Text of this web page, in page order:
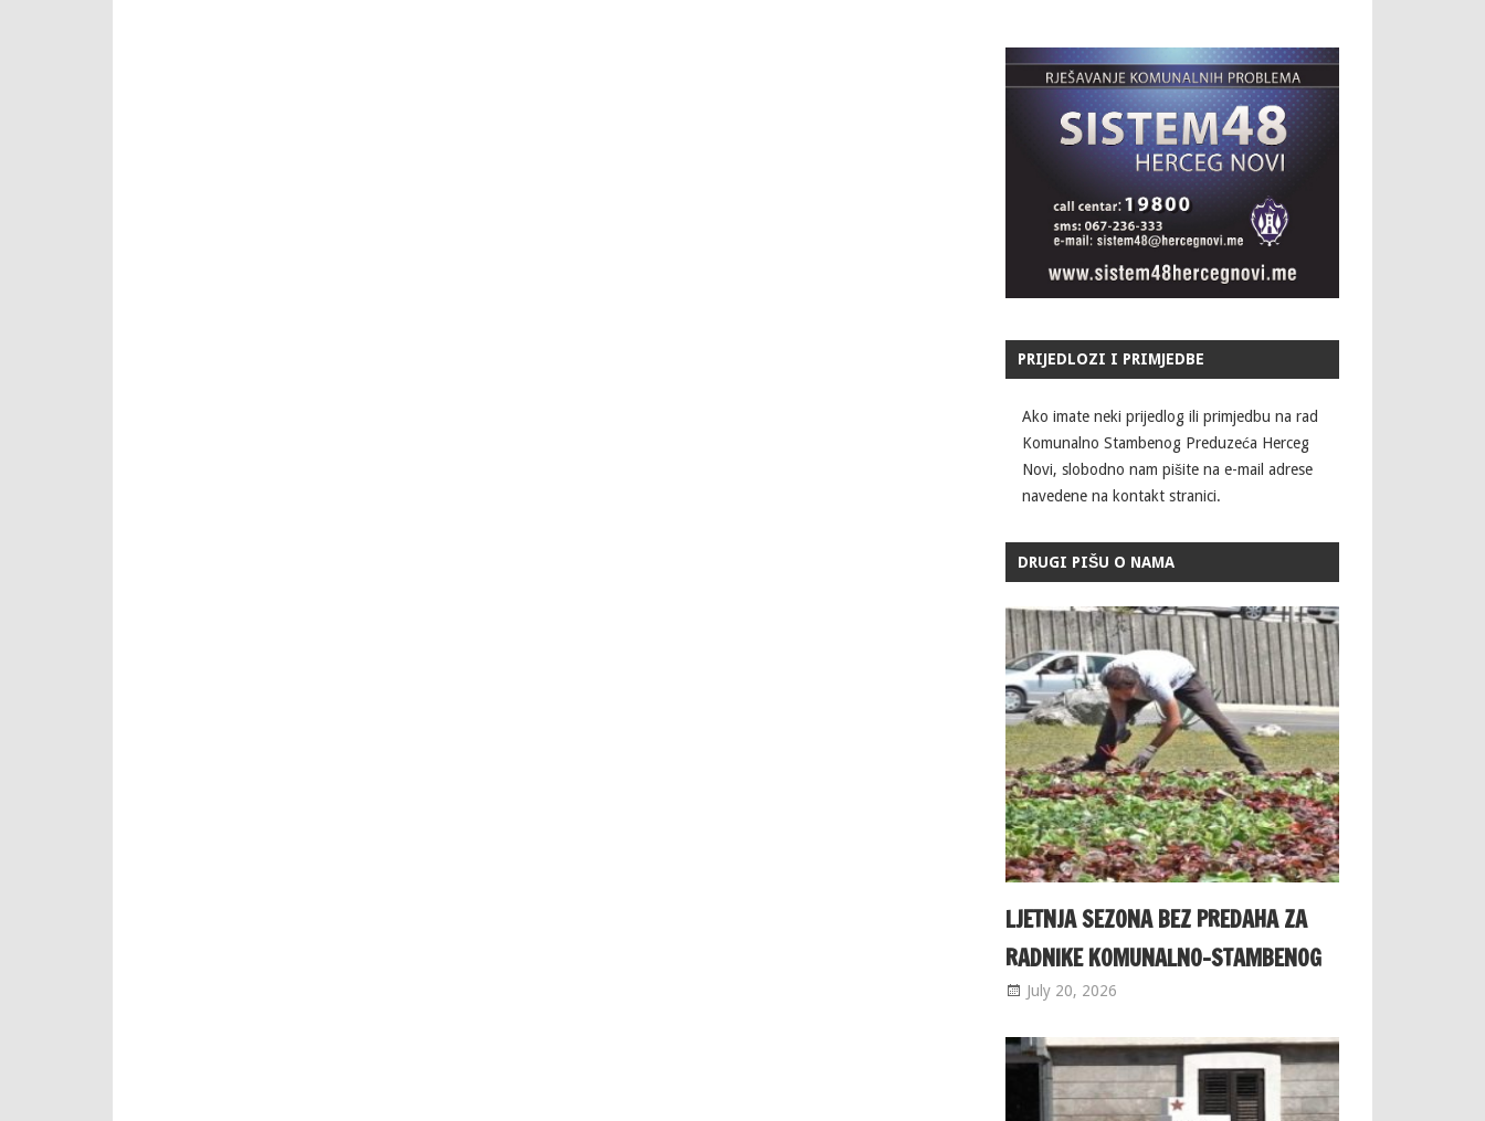
PRIJEDLOZI I PRIMJEDBE
Ako imate neki prijedlog ili primjedbu na rad
Komunalno Stambenog Preduzeća Herceg
Novi, slobodno nam pišite na e-mail adrese
navedene na kontakt stranici.
DRUGI PIŠU O NAMA
LJETNJA SEZONA BEZ PREDAHA ZA
RADNIKE KOMUNALNO-STAMBENOG
July 20, 2026